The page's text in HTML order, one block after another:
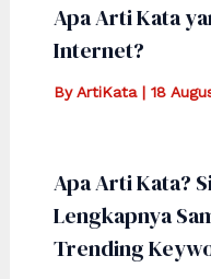
Apa Arti Kata
Internet?
ByArtiKata | 18
Apa Arti Kata?
Lengkapnya
Trending